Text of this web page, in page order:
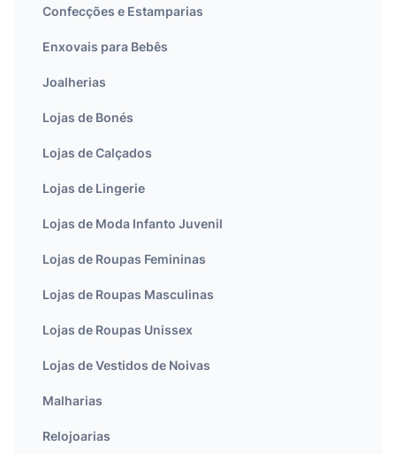
Confecções e Estamparias
Enxovais para Bebês
Joalherias
Lojas de Bonés
Lojas de Calçados
Lojas de Lingerie
Lojas de Moda Infanto Juvenil
Lojas de Roupas Femininas
Lojas de Roupas Masculinas
Lojas de Roupas Unissex
Lojas de Vestidos de Noivas
Malharias
Relojoarias